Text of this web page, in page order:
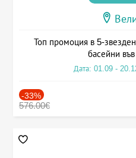
Топ промоция в 5-
басейни
Дата: 01.09 -
-33%
576.00€